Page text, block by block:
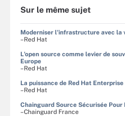
Sur le même sujet
Moderniser l'infrastructure avec la
–Red Hat
L'open source comme levier de
Europe
–Red Hat
La puissance de Red Hat
–Red Hat
Chainguard Source Sécurisée Pour
–Chainguard France